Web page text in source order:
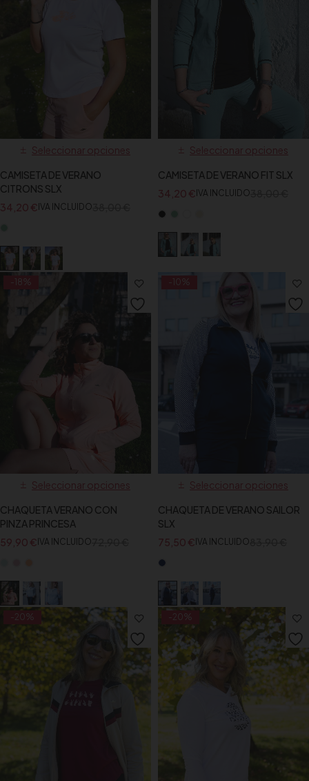
Seleccionar opciones
CAMISETA DE VERANO
CITRONS SLX
34,20 €IVA INCLUIDO
Seleccionar opciones
CAMISETA DE VERANO FIT SLX
34,20 €IVA INCLUIDO
-18%
Seleccionar opciones
CHAQUETA VERANO CON
PINZA PRINCESA
59,90 € IVA INCLUIDO
-10%
Seleccionar opciones
CHAQUETA DE VERANO SAILOR
SLX
75,50 € IVA INCLUIDO
-20% -20%